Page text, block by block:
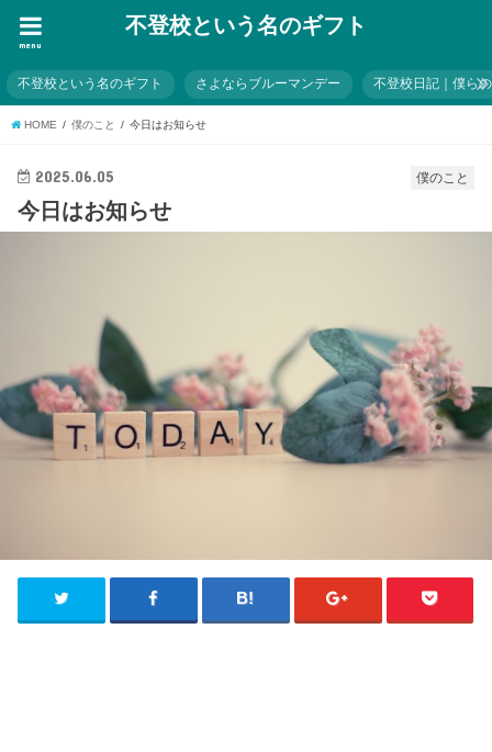
不登校という名のギフト
menu
不登校という名のギフト さよならブルーマンデー 不登校日記｜僕ら
HOME 僕のこと 今日はお知らせ
僕のこと
2025.06.05
今日はお知らせ